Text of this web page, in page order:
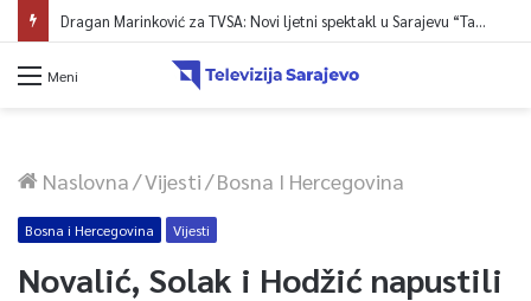
Dragan Marinković za TVSA: Novi ljetni spektakl u Sarajevu “Tabia at Night”
Meni
Naslovna/Vijesti/Bosna I Hercegovina
Bosna i Hercegovina Vijesti
Novalić, Solak i Hodžić napustili